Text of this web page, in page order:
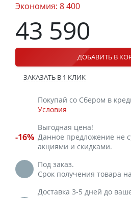
Экономия: 8 400
43 590
ДОБАВИТЬ В
ЗАКАЗАТЬ В 1 КЛИК
Покупай со Сбером в
Условия
-16%
Выгодная цена!
Данное предложение не
акциями и скидками.
Под заказ.
Срок получения товара
Доставка 3-5 дней до